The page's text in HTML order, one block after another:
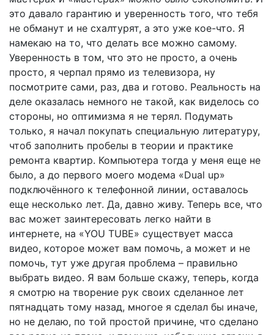
это давало гарантию и уверенность того, что тебя
не обманут и не схалтурят, а это уже кое-что. Я
намекаю на то, что делать все можно самому.
Уверенность в том, что это не просто, а очень
просто, я черпал прямо из телевизора, ну
посмотрите сами, раз, два и готово. Реальность на
деле оказалась немного не такой, как виделось со
стороны, но оптимизма я не терял. Подумать
только, я начал покупать специальную литературу,
чтоб заполнить пробелы в теории и практике
ремонта квартир. Компьютера тогда у меня еще не
было, а до первого моего модема «Dual up»
подключённого к телефонной линии, оставалось
еще несколько лет. Да, давно живу. Теперь все, что
вас может заинтересовать легко найти в
интернете, на «YOU TUBE» существует масса
видео, которое может вам помочь, а может и не
помочь, тут уже другая проблема – правильно
выбрать видео. Я вам больше скажу, теперь, когда
я смотрю на творение рук своих сделанное лет
пятнадцать тому назад, многое я сделал бы иначе,
но не делаю, по той простой причине, что сделано